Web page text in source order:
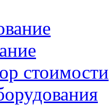
стоимости